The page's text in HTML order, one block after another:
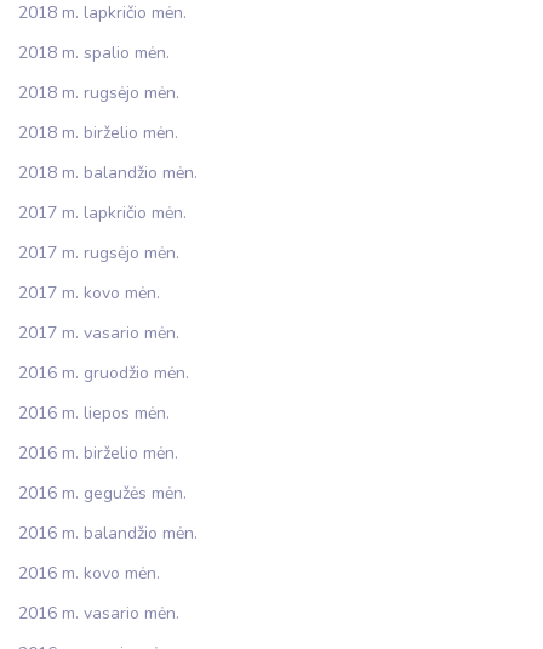
2018 m. lapkričio mėn.
2018 m. spalio mėn.
2018 m. rugsėjo mėn.
2018 m. birželio mėn.
2018 m. balandžio mėn.
2017 m. lapkričio mėn.
2017 m. rugsėjo mėn.
2017 m. kovo mėn.
2017 m. vasario mėn.
2016 m. gruodžio mėn.
2016 m. liepos mėn.
2016 m. birželio mėn.
2016 m. gegužės mėn.
2016 m. balandžio mėn.
2016 m. kovo mėn.
2016 m. vasario mėn.